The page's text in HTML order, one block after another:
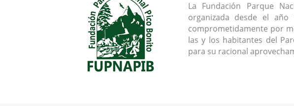
La Fundación Parque
organizada desde el
comprometidamente por
las y los habitantes del
para su racional